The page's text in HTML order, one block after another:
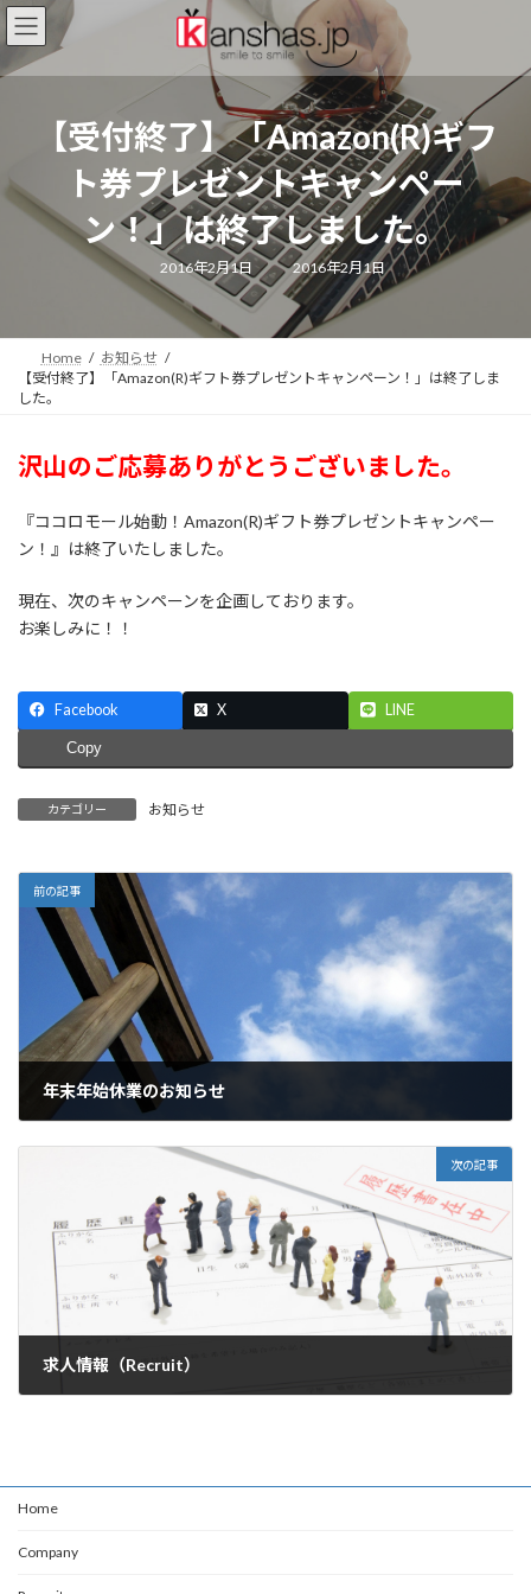
コ
ン
ン
ッ
ナ
ビ
ー
移
【受付終了】「Amazon(R)ギフ
ト券プレゼントキャンペー
ン！」は終了しました。
2016年2月1日
最
終
更
新
日
時
2016年2月1日
Home
お知らせ
【受付終了】「Amazon(R)ギフト券プレゼントキャンペーン！」は終了しま
した。
沢山のご応募ありがとうございました。
『ココロモール始動！Amazon(R)ギフト券プレゼントキャンペー
ン！』は終了いたしました。
現在、次のキャンペーンを企画しております。
お楽しみに！！
Facebook X LINE
Copy
カテゴリー お知らせ
前の記事
年末年始休業のお知らせ
次の記事
求人情報（Recruit）
Home
Company